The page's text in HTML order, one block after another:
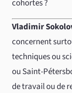
cohortes ?
Vladimir
concernent
techniques ou
ou Saint-
de travail ou de